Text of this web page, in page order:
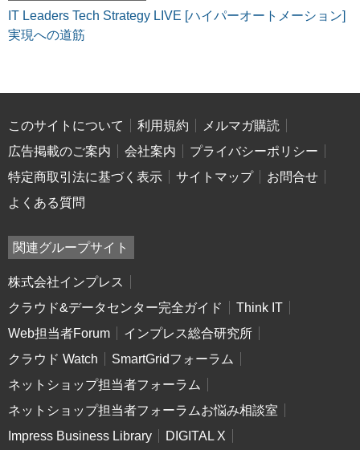
IT Leaders Tech Strategy LIVE [ハイパーオートメーション]
実現への道筋
このサイトについて 利用規約
メルマガ購読
広告掲載のご案内
会社案内
プライバシーポリシー
特定商取引法に基づく表示
サイトマップ
お問合せ
よくある質問
関連グループサイト
株式会社インプレス
クラウド&データセンター完全ガイド
Think IT
Web担当者Forum
インプレス総合研究所
クラウド Watch
SmartGridフォーラム
ネットショップ担当者フォーラム
ネットショップ担当者フォーラムお悩み相談室
Impress Business Library
DIGITAL X